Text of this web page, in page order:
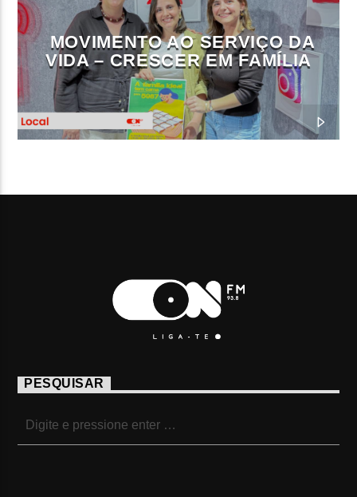
MOVIMENTO AO SERVIÇO DA
VIDA – CRESCER EM FAMÍLIA
PESQUISAR